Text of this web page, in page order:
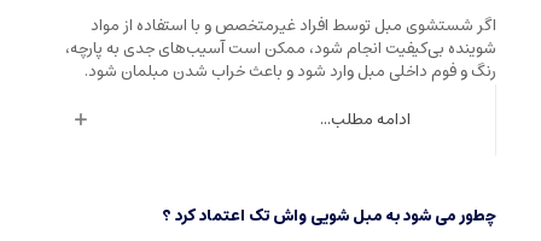
اگر شستشوی مبل توسط افراد غیرمتخصص و با استفاده از مواد
شوینده بی‌کیفیت انجام شود، ممکن است آسیب‌های جدی به پارچه،
رنگ و فوم داخلی مبل وارد شود و باعث خراب شدن مبلمان شود.
ادامه مطلب...
چطور می شود به مبل شویی واش تک اعتماد کرد ؟